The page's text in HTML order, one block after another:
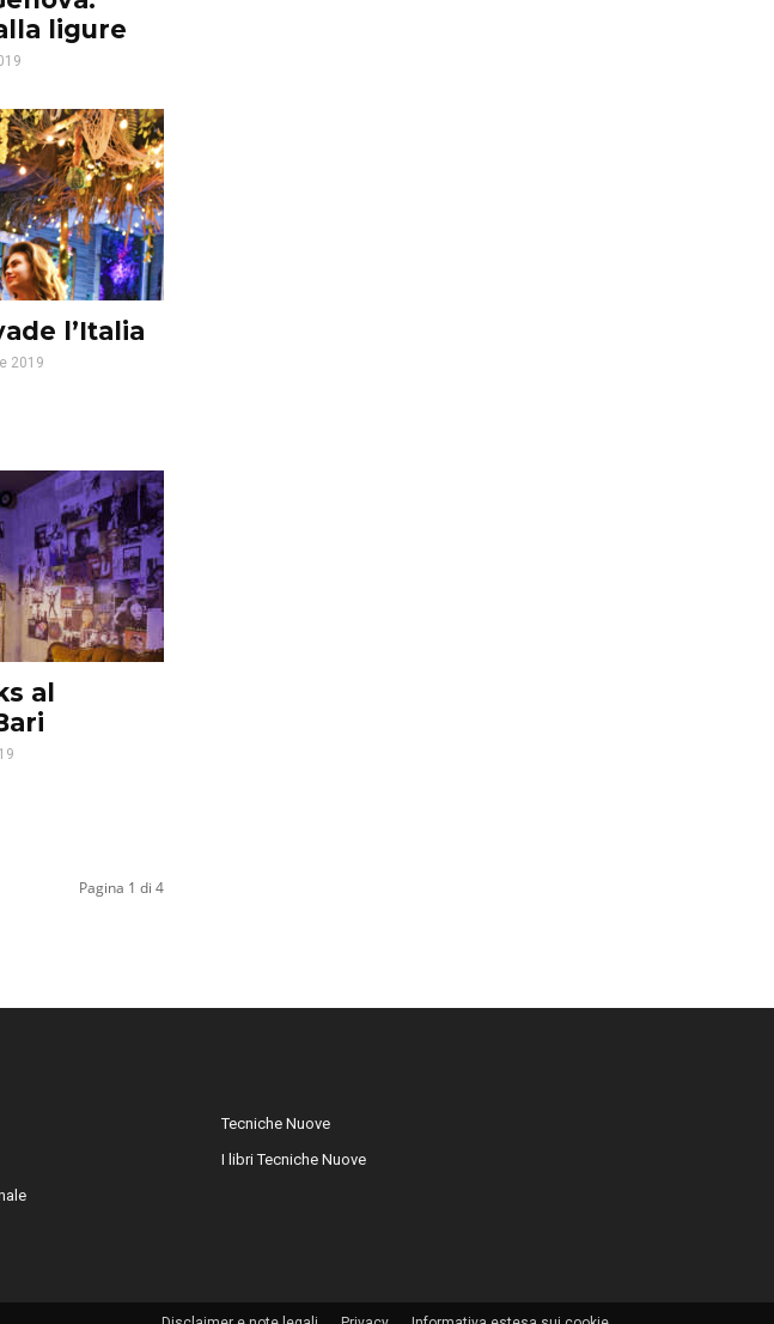
ligure
l’Italia
2019
al
Pagina 1 di 4
Tecniche Nuove
I libri Tecniche Nuove